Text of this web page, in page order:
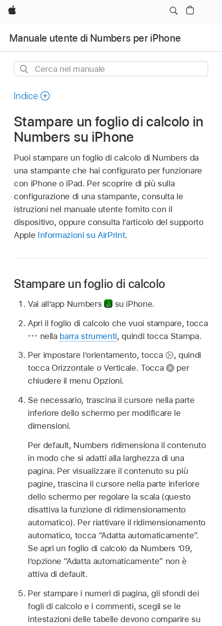
Apple
Manuale utente di Numbers per iPhone
Cerca
manuale
Indice
Stampare un foglio di calcolo in
Numbers su iPhone
Puoi stampare un foglio di calcolo di Numbers da
una stampante che hai configurato per funzionare
con iPhone o iPad. Per scoprire di più sulla
configurazione di una stampante, consulta le
istruzioni nel manuale utente fornito con il
dispositivo, oppure consulta l’articolo del supporto
Apple Informazioni su AirPrint.
Stampare un foglio di calcolo
Vai all’app Numbers
su iPhone.
Apri il foglio di calcolo che vuoi stampare, tocca
nella barra strumenti, quindi tocca Stampa.
Per impostare l’orientamento, tocca
, quindi
tocca Orizzontale o Verticale. Tocca
per
chiudere il menu Opzioni.
Se necessario, trascina il cursore nella parte
inferiore dello schermo per modificare le
dimensioni.
Per default, Numbers ridimensiona il contenuto
in modo che si adatti alla larghezza di una
pagina. Per visualizzare il contenuto su più
pagine, trascina il cursore nella parte inferiore
dello schermo per regolare la scala (questo
disattiva la funzione di ridimensionamento
automatico). Per riattivare il ridimensionamento
automatico, tocca “Adatta automaticamente”.
Se apri un foglio di calcolo da Numbers ’09,
l’opzione “Adatta automaticamente” non è
attiva di default.
Per stampare i numeri di pagina, gli sfondi dei
fogli di calcolo e i commenti, scegli se le
intestazioni delle tabelle devono comparire su